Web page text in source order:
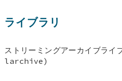
ライブラリ
ストリーミングアーカイブ
larchive)